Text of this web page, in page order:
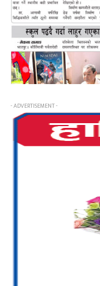
- ADVERTISEMENT -